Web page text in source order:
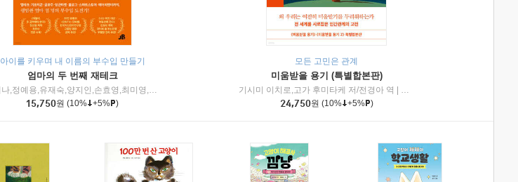
아이를 키우며 내 이름의 부수입 만들기
엄마의 두 번째 재테크
우리나,정예용,유재숙,양지인,손효영,최미영,조민주,이진현,차미숙,서미숙 저 | 제이브리즈북스
15,750원 (10% +5% )
모든 고민은 관계
미움받을 용기 (특별합본판)
기시미 이치로,고가 후미타케 저/전경아 역
인플루엔셜
24,750원 (10% +5% )